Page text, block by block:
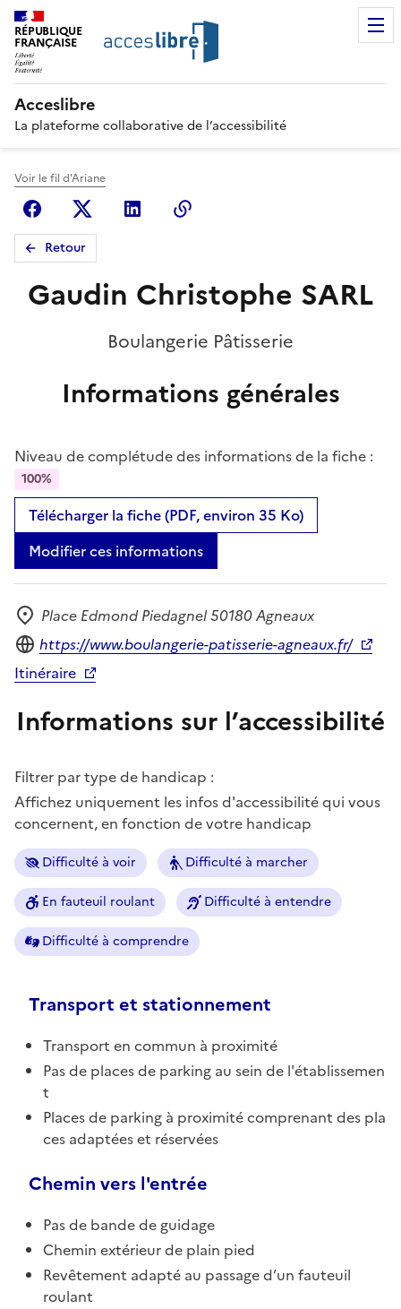
RÉPUBLIQUE
FRANÇAISE
Acceslibre
La plateforme collaborative de l’accessibilité
Voir le fil d'Ariane
FacebookX (anciennement Twitter)
Linkedin
Retour
Gaudin Christophe SARL
Boulangerie Pâtisserie
Informations générales
Niveau de complétude des informations de la fiche :
100%
Télécharger la fiche (PDF, environ 35 Ko)
Modifier ces informations
Adresse
Place Edmond Piedagnel 50180 Agneaux
Site internet
https://www.boulangerie-patisserie-agneaux.fr/
Itinéraire
Informations sur l’accessibilité
Filtrer par type de handicap :
Affichez uniquement les infos d'accessibilité qui vous
concernent, en fonction de votre handicap
Difficulté à voir Difficulté à marcher
En fauteuil roulant Difficulté à entendre
Difficulté à comprendre
Transport et stationnement
Transport en commun à proximité
Pas de places de parking au sein de l'établissemen
t
Places de parking à proximité comprenant des pla
ces adaptées et réservées
Chemin vers l'entrée
Pas de bande de guidage
Chemin extérieur de plain pied
Revêtement adapté au passage d’un fauteuil
roulant